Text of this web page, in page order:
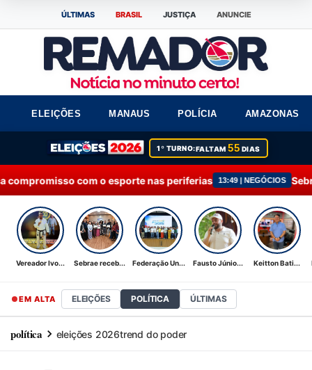
ÚLTIMAS BRASIL JUSTIÇA ANUNCIE
ELEIÇÕES MANAUS POLÍCIA AMAZONAS
1º TURNO:FALTAM55 DIAS
o esporte nas periferias 13:49 | NEGÓCIOS Sebrae recebe Moção
Vereador Ivo... Sebrae receb... Federação Un... Fausto Júnio... Keitton Bati...
EM ALTA ELEIÇÕES POLÍTICA ÚLTIMAS
política eleições 2026trend do poder